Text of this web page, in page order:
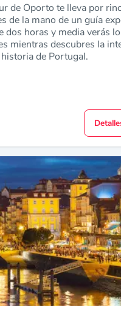
de Oporto te lleva por
de la mano de un guía
dos horas y media verás
mientras descubres la
historia de Portugal.